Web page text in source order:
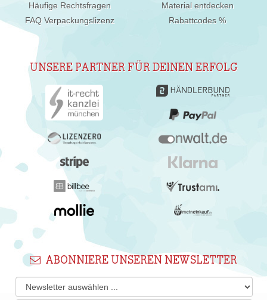
Häufige Rechtsfragen
FAQ Verpackungslizenz
Material entdecken
Rabattcodes %
UNSERE PARTNER FÜR DEINEN ERFOLG
ABONNIERE UNSEREN NEWSLETTER